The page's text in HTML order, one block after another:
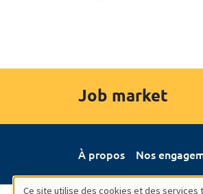
Job market
À propos Nos
Ce site utilise des cookies et des services